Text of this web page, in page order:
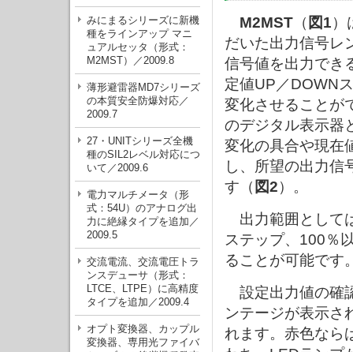
みにまるシリーズに新機
種をラインアップ マニ
ュアルセッタ（形式：
M2MST）／2009.8
薄形避雷器MD7シリーズ
の本質安全防爆対応／
2009.7
27・UNITシリーズ全機
種のSIL2レベル対応につ
いて／2009.6
電力マルチメータ（形
式：54U）のアナログ出
力に絶縁タイプを追加／
2009.5
交流電流、交流電圧トラ
ンスデューサ（形式：
LTCE、LTPE）に高精度
タイプを追加／2009.4
オプト変換器、カップル
変換器、専用光ファイバ
M2MST （ 図1）
だいた出力信号レ
信号値を出力でき
定値UP／DOWN
変化させることが
のデジタル表示器
変化の具合や現在
し、所望の出力信
す（ 図2）。
出力範囲として
ステップ、100％
ることが可能です
設定出力値の確
ンテージが表示さ
れます。赤色なら